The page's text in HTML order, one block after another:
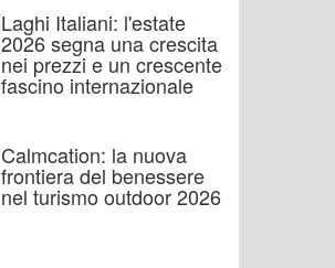
Laghi Italiani: l'estate
2026 segna una crescita
nei prezzi e un crescente
fascino internazionale
Calmcation: la nuova
frontiera del benessere
nel turismo outdoor 2026